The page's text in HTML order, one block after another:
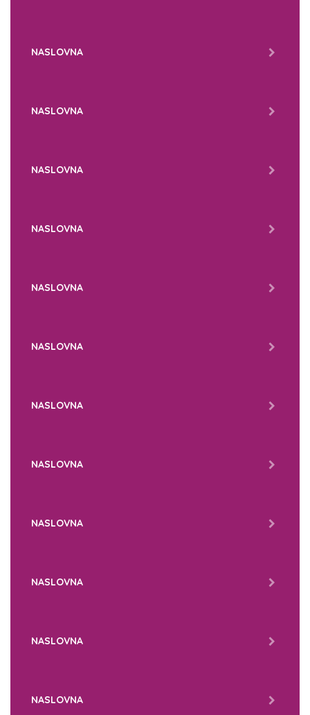
NASLOVNA
NASLOVNA
NASLOVNA
NASLOVNA
NASLOVNA
NASLOVNA
NASLOVNA
NASLOVNA
NASLOVNA
NASLOVNA
NASLOVNA
NASLOVNA